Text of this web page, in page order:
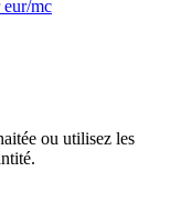
mc
ou utilisez les